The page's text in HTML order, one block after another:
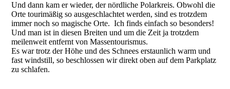
Und dann kam er wieder, der nördliche Polarkreis. Obwohl die
Orte tourimäßig so ausgeschlachtet werden, sind es trotzdem
immer noch so magische Orte. Ich finds einfach so besonders!
Und man ist in diesen Breiten und um die Zeit ja trotzdem
meilenweit entfernt von Massentourismus.
Es war trotz der Höhe und des Schnees erstaunlich warm und
fast windstill, so beschlossen wir direkt oben auf dem Parkplatz
zu schlafen.